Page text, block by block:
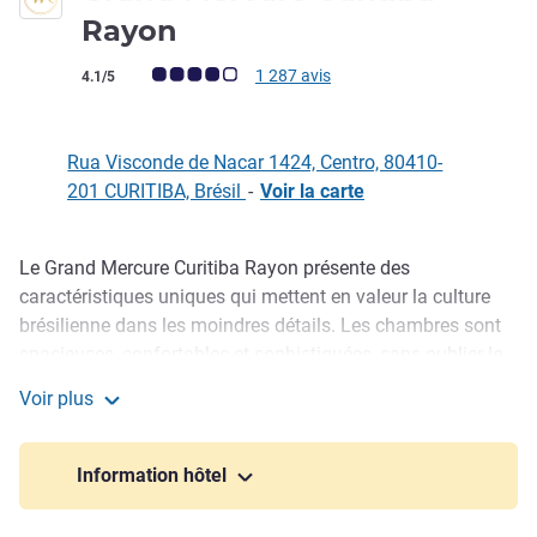
Rayon
Note Avis clients (Note ALL)
4.1/5 1 287 avis
Rua Visconde de Nacar 1424, Centro, 80410-
201 CURITIBA, Brésil - Voir la carte
Description
Le Grand Mercure Curitiba Rayon présente des
caractéristiques uniques qui mettent en valeur la culture
brésilienne dans les moindres détails. Les chambres sont
Le restaurant contemporain Garbo est le lieu
incontournable pour les amateurs de gastronomie. Vous
pouvez également essayer le restaurant primé Hai-Yo,
Voir plus
Information hôtel